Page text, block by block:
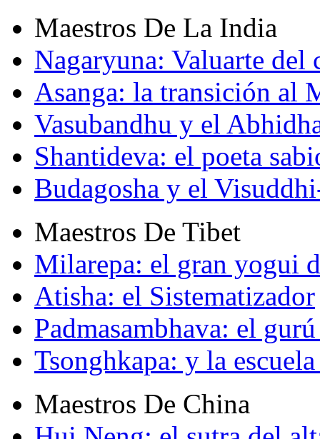
Maestros De La India
Nagaryuna: Valuarte del
Asanga: la transición al
Vasubandhu y el
Shantideva: el poeta
Budagosha y el
Maestros De Tibet
Milarepa: el gran yogui
Atisha: el Sistematizador
Padmasambhava: el
Tsonghkapa: y la
Maestros De China